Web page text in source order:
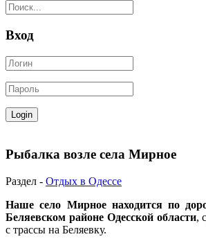
Вход
Рыбалка возле села Мирное
Раздел - Отдых в Одессе
Наше село Мирное находится по
Беляевском районе Одесской области,
с трассы на Беляевку.